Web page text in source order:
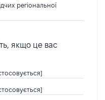
регіональної
якщо це вас